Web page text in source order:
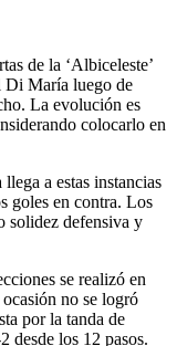
de la ‘Albiceleste’
Di María luego de
La evolución es
colocarlo en
a estas instancias
goles en contra. Los
solidez defensiva y
se realizó en
no se logró
por la tanda de
desde los 12 pasos.